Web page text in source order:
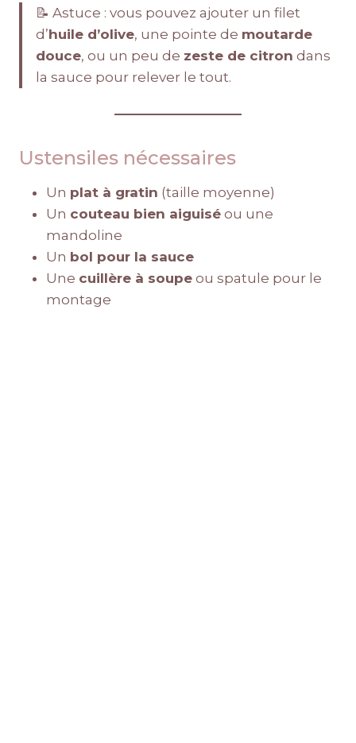
📝 Astuce : vous pouvez ajouter un filet
d’huile d’olive, une pointe de moutarde
douce, ou un peu de zeste de citron dans
la sauce pour relever le tout.
Ustensiles nécessaires
Un plat à gratin (taille moyenne)
Un couteau bien aiguisé ou une
mandoline
Un bol pour la sauce
Une cuillère à soupe ou spatule pour le
montage